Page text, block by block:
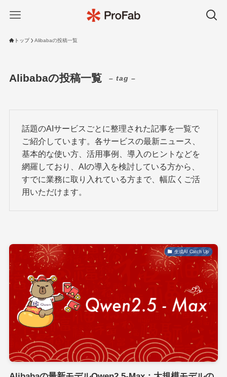
トップ Alibabaの投稿一覧
Alibabaの投稿一覧 – tag –
話題のAIサービスごとに整理された記事を一覧で
ご紹介しています。各サービスの最新ニュース、
基本的な使い方、活用事例、導入のヒントなどを
網羅しており、AIの導入を検討している方から、
すでに業務に取り入れている方まで、幅広くご活
用いただけます。
生成AI Catch Up